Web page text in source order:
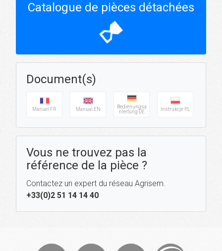
Catalogue de pièces détachées
hourglass_top
Document(s)
Manuel FR Manual EN
Bedienungsa
nleitung DE
Instrukcje PL
Vous ne trouvez pas la
référence de la pièce ?
Contactez un expert du réseau Agrisem.
+33(0)2 51 14 14 40